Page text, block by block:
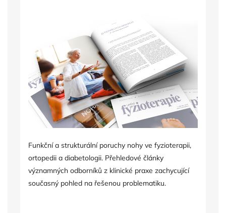
Funkční a strukturální poruchy nohy ve fyzioterapii,
ortopedii a diabetologii. Přehledové články
významných odborníků z klinické praxe zachycující
současný pohled na řešenou problematiku.